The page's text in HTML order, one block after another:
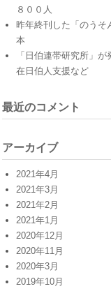
８００人
昨年終刊した「のうそ
本
「日伯連帯研究所」
在日伯人支援など
最近のコメント
アーカイブ
2021年4月
2021年3月
2021年2月
2021年1月
2020年12月
2020年11月
2020年3月
2019年10月